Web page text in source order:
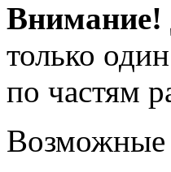
Внимание!
только
по частям
Возможные